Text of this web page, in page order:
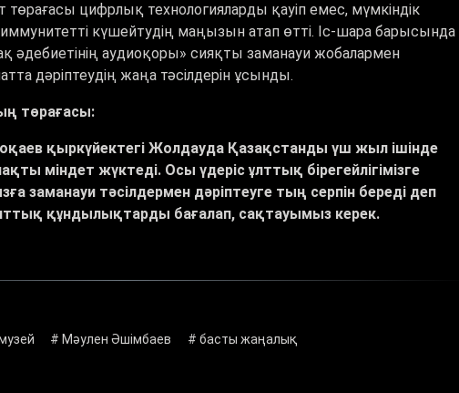
цифрлық технологияларды қауіп емес, мүмкіндік
күшейтудің маңызын атап өтті. Іс-шара барысында
әдебиетінің аудиоқоры» сияқты заманауи жобалармен
дәріптеудің жаңа тәсілдерін ұсынды.
төрағасы:
қыркүйектегі Жолдауда Қазақстанды үш жыл ішінде
міндет жүктеді. Осы үдеріс ұлттық бірегейлігімізге
заманауи тәсілдермен дәріптеуге тың серпін береді деп
құндылықтарды бағалап, сақтауымыз керек.
# Мәулен Әшімбаев # басты жаңалық